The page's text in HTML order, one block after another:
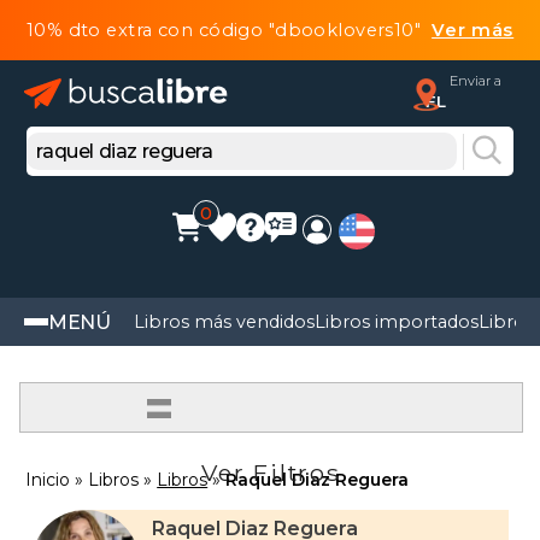
10% dto extra con código "dbooklovers10"Ver más
Enviar a
FL
0
MENÚ Libros más vendidosLibros importadosLibros
=
Ver Filtros
Inicio Libros Libros Raquel Diaz Reguera
Raquel Diaz Reguera